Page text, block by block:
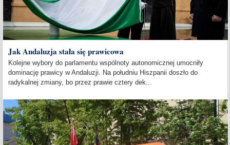
Jak Andaluzja stała się prawicowa
Kolejne wybory do parlamentu wspólnoty autonomicznej umocniły
dominację prawicy w Andaluzji. Na południu Hiszpanii doszło do
radykalnej zmiany, bo przez prawie cztery dek...